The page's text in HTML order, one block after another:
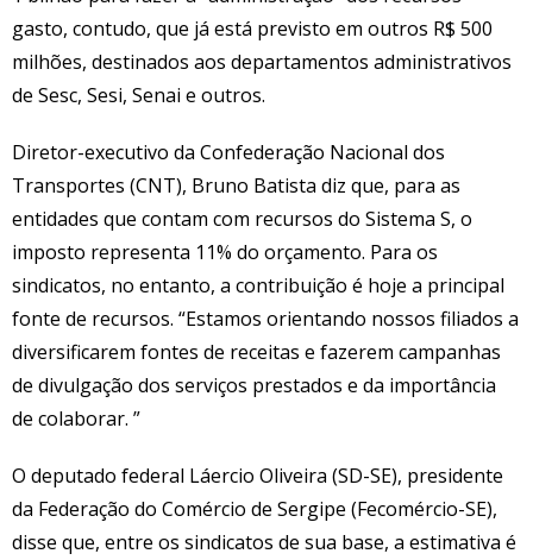
gasto, contudo, que já está previsto em outros R$ 500
milhões, destinados aos departamentos administrativos
de Sesc, Sesi, Senai e outros.
Diretor-executivo da Confederação Nacional dos
Transportes (CNT), Bruno Batista diz que, para as
entidades que contam com recursos do Sistema S, o
imposto representa 11% do orçamento. Para os
sindicatos, no entanto, a contribuição é hoje a principal
fonte de recursos. “Estamos orientando nossos filiados a
diversificarem fontes de receitas e fazerem campanhas
de divulgação dos serviços prestados e da importância
de colaborar. ”
O deputado federal Láercio Oliveira (SD-SE), presidente
da Federação do Comércio de Sergipe (Fecomércio-SE),
disse que, entre os sindicatos de sua base, a estimativa é